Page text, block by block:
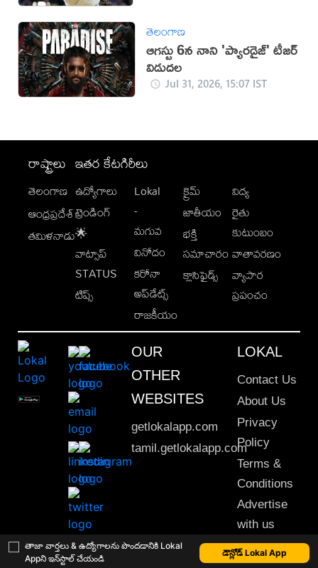
తాజా వార్తలు & ఉద్యోగాలను పొందడానికి Lokal
Appని ఇన్‌స్టాల్ చేయండి
డౌన్లోడ్ Lokal App
తెలంగాణ
ఆగస్టు 6న నాని 'ప్యారడైజ్' టీజర్
విడుదల
Jul 31, 2026, 15:07 IST
రాష్ట్రాలు
తెలంగాణ
ఆంధ్రప్రదేశ్
తమిళనాడు
ఇతర కేటగిరీలు
ఉద్యోగాలు
ట్రెండింగ్
🌟
వాట్సాప్
STATUS
టిప్స్
Lokal
-
మగువ
వినోదం
కరోనా
అప్‌డేట్స్
రాజకీయం
క్రైమ్
జాతీయం
భక్తి
సమాచారం
క్లాసిఫైడ్స్
విద్య
రైతు
కుటుంబం
వాతావరణం
వ్యాపార
ప్రపంచం
OUR
OTHER
WEBSITES
getlokalapp.com
tamil.getlokalapp.com
LOKAL
Contact Us
About Us
Privacy
Policy
Terms &
Conditions
Advertise
with us
Sitemap
This material may not be published, transmitted, rewritten or redistributed. © 2020 Lokal App. All rights reserved.